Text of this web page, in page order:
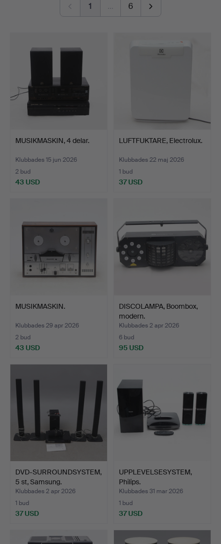
Auktionsverk
1 … 6
MUSIKMASKIN, 4 delar.
Klubbades 15 jun 2026
2 bud
43 USD
LUFTFUKTARE, Electrolux.
Klubbades 22 maj 2026
1 bud
37 USD
MUSIKMASKIN.
Klubbades 29 apr 2026
2 bud
43 USD
DISCOLAMPA, Boombox,
modern.
Klubbades 2 apr 2026
6 bud
95 USD
DVD-SURROUNDSYSTEM,
5 st, Samsung.
Klubbades 2 apr 2026
1 bud
37 USD
UPPLEVELSESYSTEM,
Philips.
Klubbades 31 mar 2026
1 bud
37 USD